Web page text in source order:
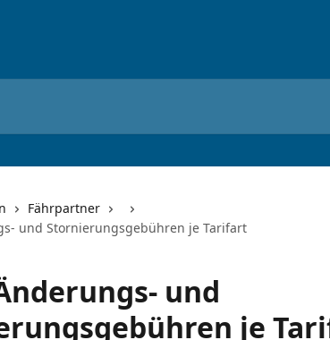
Fährpartner
und Stornierungsgebühren je Tarifart
und
je